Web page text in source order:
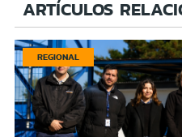
ARTÍCULOS
REGIONAL